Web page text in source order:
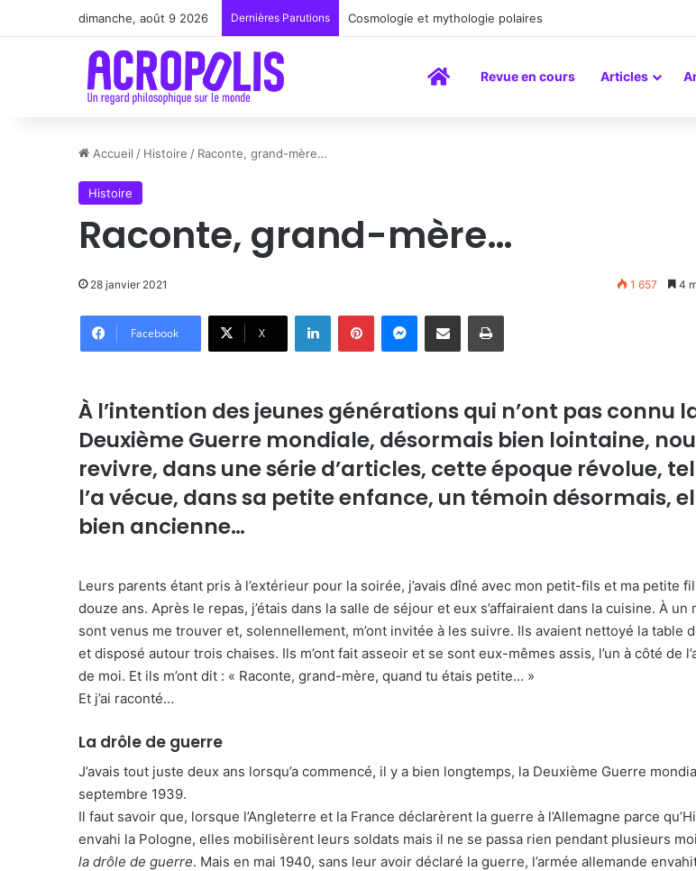
dimanche, août 9 2026 Dernières Parutions Renoir : la peinture comme un art du lien
AccueilRevue en cours Articles
Accueil / Histoire / Raconte, grand-mère…
Histoire
Raconte, grand-mère…
28 janvier 2021 1 657 4
Facebook X
LinkedinPinterestMessenger
Partager par email Imprimer
À l’intention des jeunes générations qui n’ont pas connu
Deuxième Guerre mondiale, désormais bien lointaine,
revivre, dans une série d’articles, cette époque révolue,
l’a vécue, dans sa petite enfance, un témoin désormais,
bien ancienne…
Leurs parents étant pris à l’extérieur pour la soirée, j’avais dîné avec mon petit-fils et ma petite
douze ans. Après le repas, j’étais dans la salle de séjour et eux s’affairaient dans la cuisine. À un
sont venus me trouver et, solennellement, m’ont invitée à les suivre. Ils avaient nettoyé la table
et disposé autour trois chaises. Ils m’ont fait asseoir et se sont eux-mêmes assis, l’un à côté de
de moi. Et ils m’ont dit : « Raconte, grand-mère, quand tu étais petite… »
Et j’ai raconté…
La drôle de guerre
J’avais tout juste deux ans lorsqu’a commencé, il y a bien longtemps, la Deuxième Guerre
septembre 1939.
Il faut savoir que, lorsque l’Angleterre et la France déclarèrent la guerre à l’Allemagne parce
envahi la Pologne, elles mobilisèrent leurs soldats mais il ne se passa rien pendant plusieurs
la drôle de guerre. Mais en mai 1940, sans leur avoir déclaré la guerre, l’armée allemande